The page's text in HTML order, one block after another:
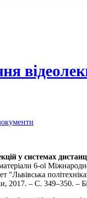
у системах
6-ої
"Львівська
2017. – С. 349–350. –